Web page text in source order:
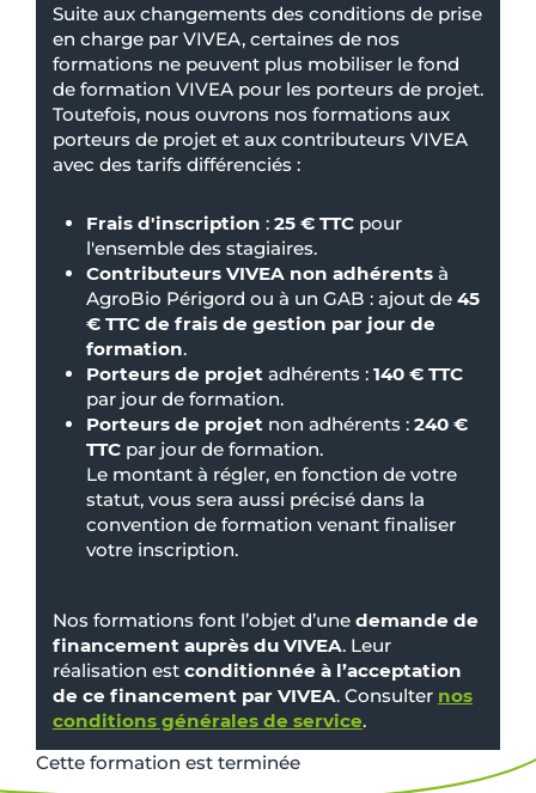
Suite aux changements des conditions de prise
en charge par VIVEA, certaines de nos
formations ne peuvent plus mobiliser le fond
de formation VIVEA pour les porteurs de projet.
Toutefois, nous ouvrons nos formations aux
porteurs de projet et aux contributeurs VIVEA
avec des tarifs différenciés :
Frais d'inscription : 25 € TTC pour
l'ensemble des stagiaires.
Contributeurs VIVEA non adhérents à
AgroBio Périgord ou à un GAB : ajout de 45
€ TTC de frais de gestion par jour de
formation.
Porteurs de projet adhérents : 140 € TTC
par jour de formation.
Porteurs de projet non adhérents : 240 €
TTC par jour de formation.
Le montant à régler, en fonction de votre
statut, vous sera aussi précisé dans la
convention de formation venant finaliser
votre inscription.
Nos formations font l’objet d’une demande de
financement auprès du VIVEA. Leur
réalisation est conditionnée à l’acceptation
de ce financement par VIVEA. Consulter nos
conditions générales de service.
Cette formation est terminée